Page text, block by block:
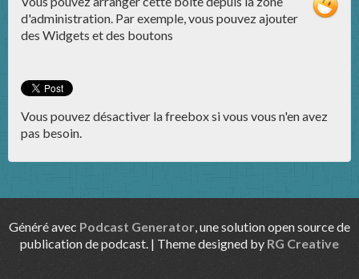
d'administration. Par exemple, vous pouvez ajouter
des Widgets et des boutons
Vous pouvez désactiver la freebox si vous vous n'en avez
pas besoin.
Généré avec Podcast Generator, une solution open source de
publication de podcast. | Theme designed by RG Creative